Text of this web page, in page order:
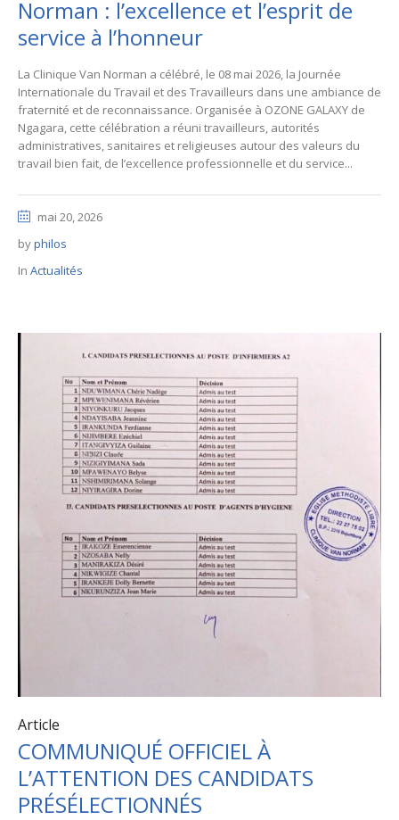
Norman : l’excellence et l’esprit de
service à l’honneur
La Clinique Van Norman a célébré, le 08 mai 2026, la Journée
Internationale du Travail et des Travailleurs dans une ambiance de
fraternité et de reconnaissance. Organisée à OZONE GALAXY de
Ngagara, cette célébration a réuni travailleurs, autorités
administratives, sanitaires et religieuses autour des valeurs du
travail bien fait, de l’excellence professionnelle et du service...
mai 20, 2026
byphilos
In Actualités
Article
COMMUNIQUÉ OFFICIEL À
L’ATTENTION DES CANDIDATS
PRÉSÉLECTIONNÉS